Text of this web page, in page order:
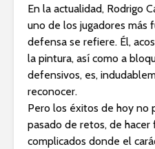
En la actualidad, Rodrigo
uno de los jugadores más
defensa se refiere. Él,
la pintura, así como a
defensivos, es,
reconocer.
Pero los éxitos de hoy no
pasado de retos, de
complicados donde el